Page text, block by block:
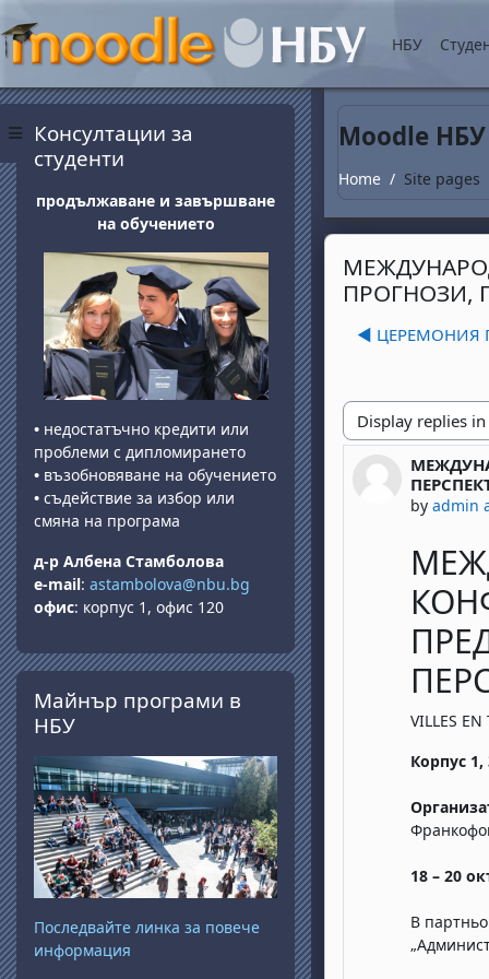
Side panel
НБУ
Moodle НБУ
Home Site pages
ПРОГНОЗИ,
◀︎ ЦЕРЕМОНИЯ
Display mode
by admin
Number
VILLES EN
Корпус
18 – 20
В
Blocks
Консултации за
студенти
продължаване и завършване
на обучението
• недостатъчно кредити или
проблеми с дипломирането
• възобновяване на обучението
• съдействие за избор или
смяна на програма
д-р Албена Стамболова
e-mail: astambolova@nbu.bg
офис: корпус 1, офис 120
Skip Майнър програми в НБУ
Майнър програми в
НБУ
Последвайте линка за повече
информация